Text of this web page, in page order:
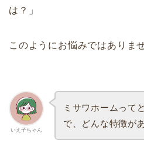
は？」
このようにお悩みではありま
いえ子ちゃん
ミサワホームって
で、どんな特徴が